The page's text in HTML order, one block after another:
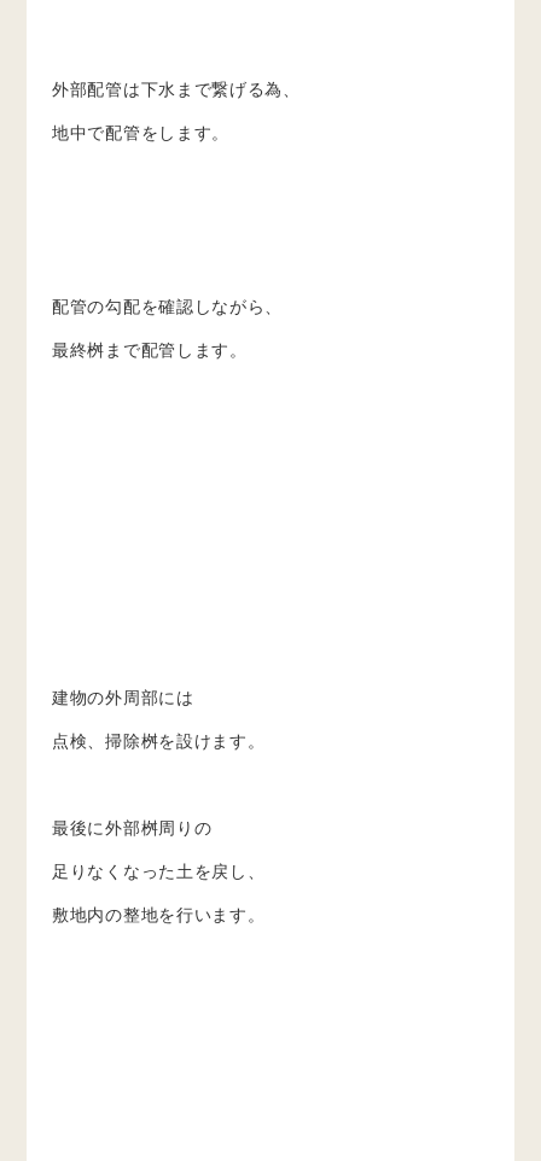
外部配管は下水まで繋げる為、
地中で配管をします。
配管の勾配を確認しながら、
最終桝まで配管します。
建物の外周部には
点検、掃除桝を設けます。
最後に外部桝周りの
足りなくなった土を戻し、
敷地内の整地を行います。